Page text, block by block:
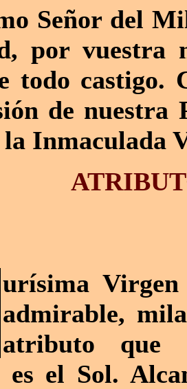
Señor del
por vuestra
todo castigo.
de nuestra
Inmaculada
urísima
admirable,
atributo que
es el Sol.